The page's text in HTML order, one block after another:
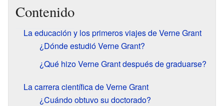
Contenido
La educación y los primeros viajes de Verne Grant
¿Dónde estudió Verne Grant?
¿Qué hizo Verne Grant después de graduarse?
La carrera científica de Verne Grant
¿Cuándo obtuvo su doctorado?